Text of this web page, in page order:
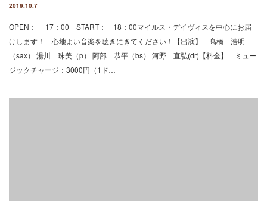
2019.10.7
OPEN： 17：00 START： 18：00マイルス・デイヴィスを中心にお届
けします！ 心地よい音楽を聴きにきてください！【出演】 髙橋 浩明
（sax） 湯川 珠美（p） 阿部 恭平（bs） 河野 直弘(dr)【料金】 ミュー
ジックチャージ：3000円（1ド…